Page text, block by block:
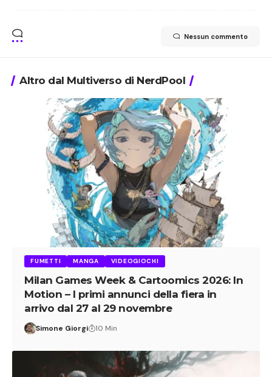
Nessun commento
Altro dal Multiverso di NerdPool
FUMETTI MANGA VIDEOGIOCHI
Milan Games Week & Cartoomics 2026: In
Motion – I primi annunci della fiera in
arrivo dal 27 al 29 novembre
Simone Giorgi 10 Min